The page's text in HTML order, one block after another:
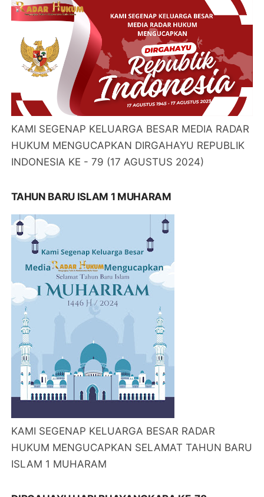
KAMI SEGENAP KELUARGA BESAR MEDIA RADAR
HUKUM MENGUCAPKAN DIRGAHAYU REPUBLIK
INDONESIA KE - 79 (17 AGUSTUS 2024)
TAHUN BARU ISLAM 1 MUHARAM
KAMI SEGENAP KELUARGA BESAR RADAR
HUKUM MENGUCAPKAN SELAMAT TAHUN BARU
ISLAM 1 MUHARAM